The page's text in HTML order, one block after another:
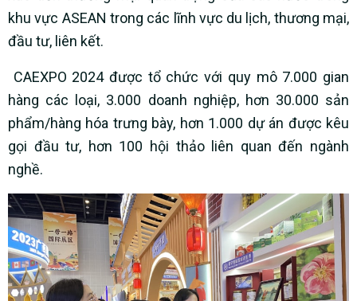
khu vực ASEAN trong các lĩnh vực du lịch, thương mại,
đầu tư, liên kết.
CAEXPO 2024 được tổ chức với quy mô 7.000 gian
hàng các loại, 3.000 doanh nghiệp, hơn 30.000 sản
phẩm/hàng hóa trưng bày, hơn 1.000 dự án được kêu
gọi đầu tư, hơn 100 hội thảo liên quan đến ngành
nghề.